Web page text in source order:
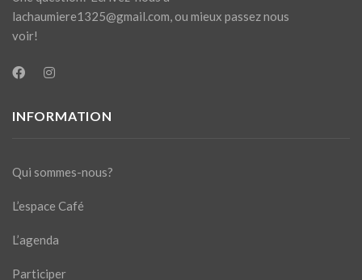
lachaumiere1325@gmail.com, ou mieux passez nous
voir!
INFORMATION
Qui sommes-nous?
L’espace Café
L’agenda
Participer